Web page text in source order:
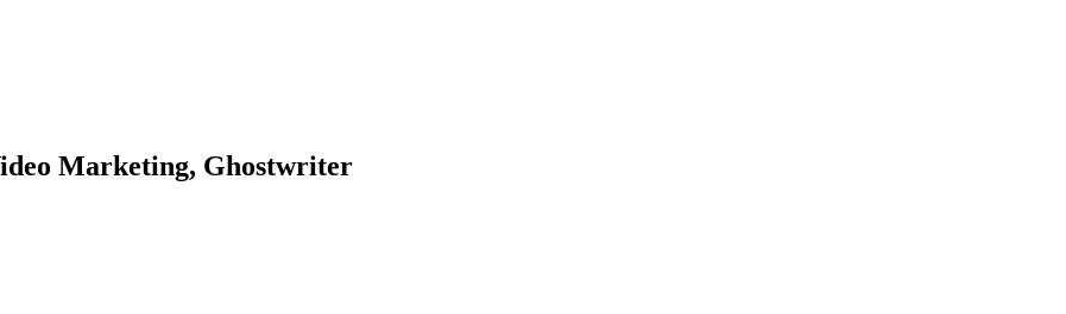
Marketing, Ghostwriter